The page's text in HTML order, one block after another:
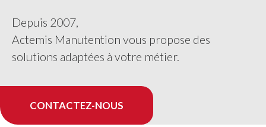
Depuis 2007,
Actemis Manutention vous propose des
solutions adaptées à votre métier.
CONTACTEZ-NOUS